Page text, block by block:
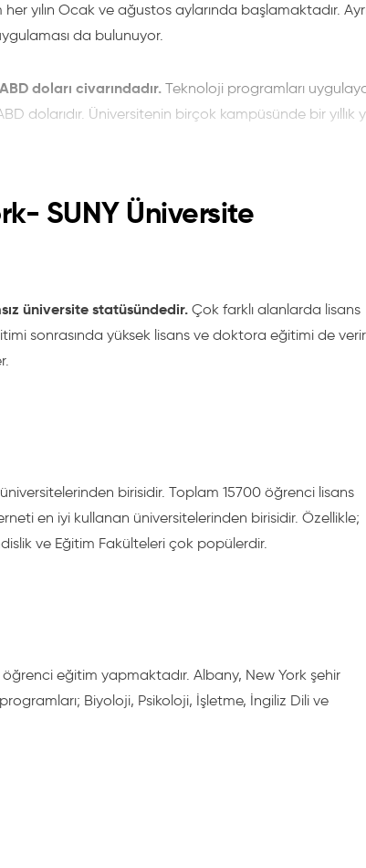
yılın Ocak ve ağustos aylarında başlamaktadır.
da bulunuyor.
doları civarındadır. Teknoloji programları
dolarıdır. Üniversitenin birçok kampüsünde bir yıllık
ise her bir okulda farklılık gösteriyor. Ancak,
SUNY Üniversite
üniversite statüsündedir. Çok farklı alanlarda lisans
sonrasında yüksek lisans ve doktora eğitimi de
birisidir. Toplam 15700 öğrenci lisans
en iyi kullanan üniversitelerinden birisidir. Özellikle;
ve Eğitim Fakülteleri çok popülerdir.
eğitim yapmaktadır. Albany, New York şehir
Biyoloji, Psikoloji, İşletme, İngiliz Dili ve
lisans eğitimi yapmaktadır. US News & World Report